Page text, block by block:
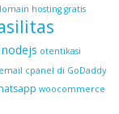
hosting gratis
nodejs otentikasi
cpanel di GoDaddy
woocommerce